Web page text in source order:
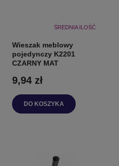
ŚREDNIA ILOŚĆ
Wieszak meblowy
pojedynczy K2201
CZARNY MAT
9,94 zł
DO KOSZYKA